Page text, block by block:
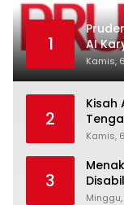
1
AI
Kamis,
2
Kisah
Kamis,
3
Setara
Minggu,